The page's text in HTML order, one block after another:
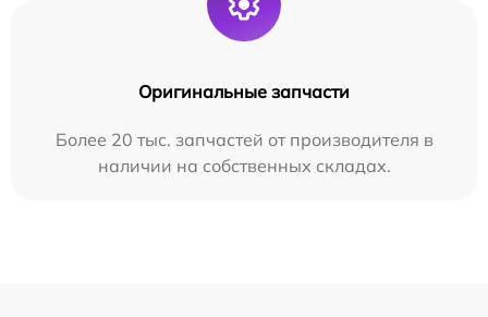
Оригинальные запчасти
Более 20 тыс. запчастей от производителя в
наличии на собственных складах.